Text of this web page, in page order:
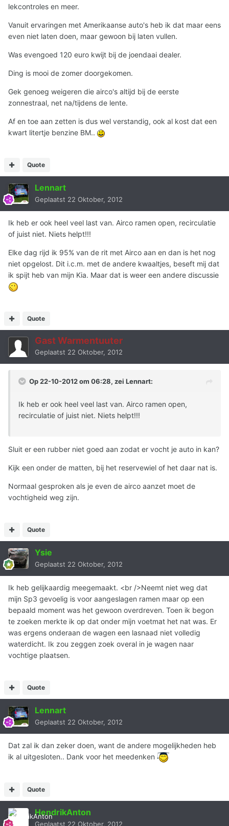
lekcontroles en meer.
Vanuit ervaringen met Amerikaanse auto's heb ik dat maar eens
even niet laten doen, maar gewoon bij laten vullen.
Was evengoed 120 euro kwijt bij de joendaai dealer.
Ding is mooi de zomer doorgekomen.
Gek genoeg weigeren die airco's altijd bij de eerste
zonnestraal, net na/tijdens de lente.
Af en toe aan zetten is dus wel verstandig, ook al kost dat een
kwart litertje benzine BM..
Quote
Lennart
Geplaatst 22 Oktober, 2012
Ik heb er ook heel veel last van. Airco ramen open, recirculatie
of juist niet. Niets helpt!!!
Elke dag rijd ik 95% van de rit met Airco aan en dan is het nog
niet opgelost. Dit i.c.m. met de andere kwaaltjes, beseft mij dat
ik spijt heb van mijn Kia. Maar dat is weer een andere discussie
Quote
Gast Warmentuuter
Geplaatst 22 Oktober, 2012
Op 22-10-2012 om 06:28, zei Lennart:
Ik heb er ook heel veel last van. Airco ramen open,
recirculatie of juist niet. Niets helpt!!!
Sluit er een rubber niet goed aan zodat er vocht je auto in kan?
Kijk een onder de matten, bij het reservewiel of het daar nat is.
Normaal gesproken als je even de airco aanzet moet de
vochtigheid weg zijn.
Quote
Ysie
Geplaatst 22 Oktober, 2012
Ik heb gelijkaardig meegemaakt. <br />Neemt niet weg dat
mijn Sp3 gevoelig is voor aangeslagen ramen maar op een
bepaald moment was het gewoon overdreven. Toen ik begon
te zoeken merkte ik op dat onder mijn voetmat het nat was. Er
was ergens onderaan de wagen een lasnaad niet volledig
waterdicht. Ik zou zeggen zoek overal in je wagen naar
vochtige plaatsen.
Quote
Lennart
Geplaatst 22 Oktober, 2012
Dat zal ik dan zeker doen, want de andere mogelijkheden heb
ik al uitgesloten.. Dank voor het meedenken
Quote
HendrikAnton
Geplaatst 22 Oktober, 2012